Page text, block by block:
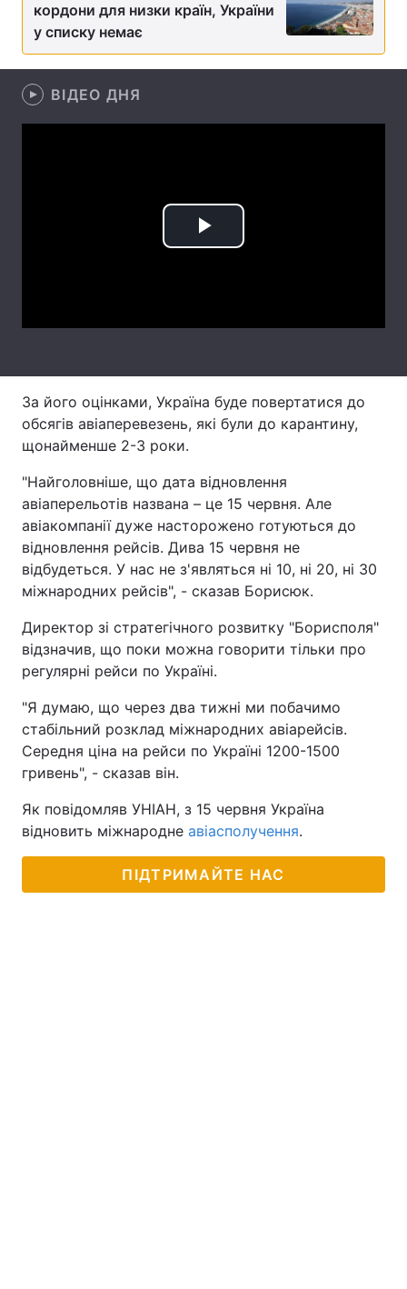
Здоров'я Туризм
Цікавинки Погода
Екологія
Тема оформлення
кордони для низки країн, України
у списку немає
ВІДЕО ДНЯ
Play
За його оцінками, Україна буде повертатися до
обсягів авіаперевезень, які були до карантину,
щонайменше 2-3 роки.
"Найголовніше, що дата відновлення
авіаперельотів названа – це 15 червня. Але
авіакомпанії дуже насторожено готуються до
відновлення рейсів. Дива 15 червня не
відбудеться. У нас не з'являться ні 10, ні 20, ні 30
міжнародних рейсів", - сказав Борисюк.
Директор зі стратегічного розвитку "Борисполя"
відзначив, що поки можна говорити тільки про
регулярні рейси по Україні.
"Я думаю, що через два тижні ми побачимо
стабільний розклад міжнародних авіарейсів.
Середня ціна на рейси по Україні 1200-1500
гривень", - сказав він.
Як повідомляв УНІАН, з 15 червня Україна
відновить міжнародне авіасполучення.
ПІДТРИМАЙТЕ НАС